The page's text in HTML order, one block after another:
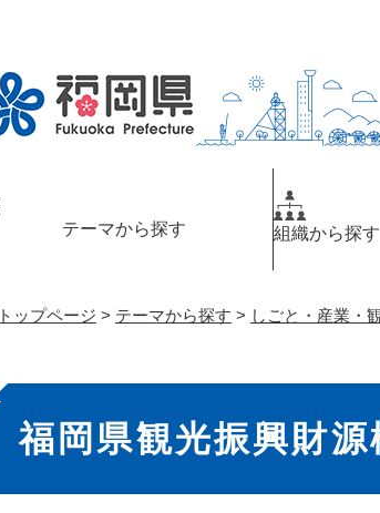
テーマから探す 組織から探す
トップページ > テーマから探す > しごと・産業・
福岡県観光振興財源